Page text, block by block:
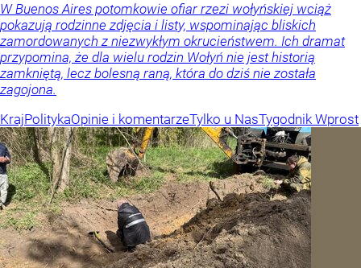
W Buenos Aires potomkowie ofiar rzezi wołyńskiej wciąż
pokazują rodzinne zdjęcia i listy, wspominając bliskich
zamordowanych z niezwykłym okrucieństwem. Ich dramat
przypomina, że dla wielu rodzin Wołyń nie jest historią
zamkniętą, lecz bolesną raną, która do dziś nie została
zagojona.
KrajPolitykaOpinie i komentarzeTylko u NasTygodnik Wprost